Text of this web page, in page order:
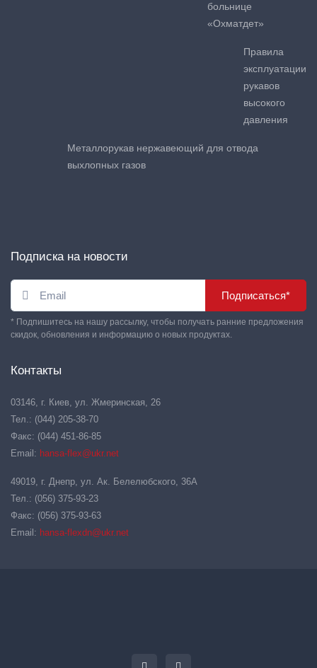
больнице
«Охматдет»
Правила
эксплуатации
рукавов
высокого
давления
Металлорукав нержавеющий для отвода
выхлопных газов
Подписка на новости
Подписаться*
* Подпишитесь на нашу рассылку, чтобы получать ранние предложения
скидок, обновления и информацию о новых продуктах.
Контакты
03146, г. Киев, ул. Жмеринская, 26
Тел.: (044) 205-38-70
Факс: (044) 451-86-85
Email: hansa-flex@ukr.net
49019, г. Днепр, ул. Ак. Белелюбского, 36А
Тел.: (056) 375-93-23
Факс: (056) 375-93-63
Email: hansa-flexdn@ukr.net